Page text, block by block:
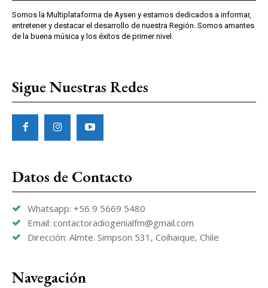
Somos la Multiplataforma de Aysen y estamos dedicados a informar,
entretener y destacar el desarrollo de nuestra Región. Somos amantes
de la buena música y los éxitos de primer nivel.
Sigue Nuestras Redes
Datos de Contacto
Whatsapp: +56 9 5669 5480
Email: contactoradiogenialfm@gmail.com
Dirección: Almte. Simpson 531, Coihaique, Chile
Navegación